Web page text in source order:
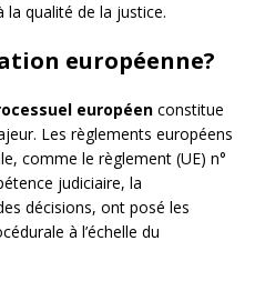
qualité de la justice.
européenne?
européen constitue
Les règlements européens
comme le règlement (UE) n°
judiciaire, la
décisions, ont posé les
à l’échelle du